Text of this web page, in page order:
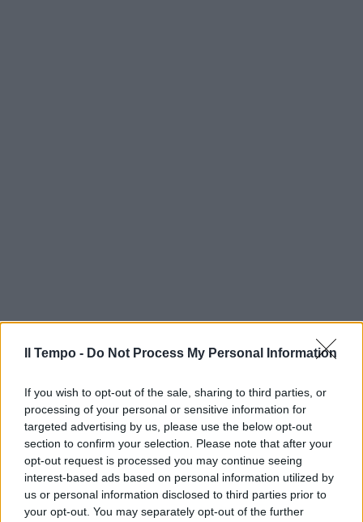
Il Tempo - Do Not Process My Personal Information
If you wish to opt-out of the sale, sharing to third parties, or
processing of your personal or sensitive information for
targeted advertising by us, please use the below opt-out
section to confirm your selection. Please note that after your
opt-out request is processed you may continue seeing
interest-based ads based on personal information utilized by
us or personal information disclosed to third parties prior to
your opt-out. You may separately opt-out of the further
In evidenza